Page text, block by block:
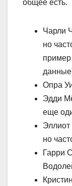
общее есть.
Чарли
но
пример
Опра
Эдди
еще
но
Гарри